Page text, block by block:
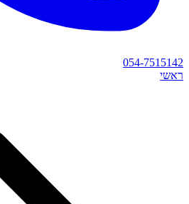
054-7515142
ראשי